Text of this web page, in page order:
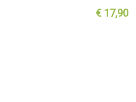
€ 17,90